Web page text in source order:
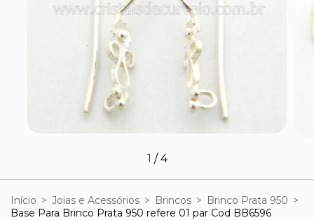
1 /4
Início > Joias e Acessórios > Brincos > Brinco Prata 950 >
Base Para Brinco Prata 950 refere 01 par Cod BB6596